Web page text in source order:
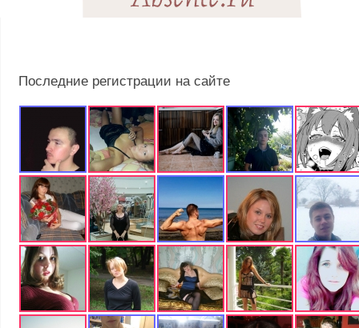
Последние регистрации на сайте